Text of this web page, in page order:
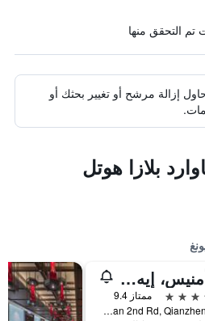
إزالة مرشح أو تغيير بحثك أو
بلازا هوتل
ذا أمنيس، إيه لاكشري كوليكشن هوتل، كاوهسيونج
ممتاز 9.4
No.199, Zhongshan 2nd Rd, Qianzhen Dist., مدينة كاوهسيونغ, تايوان